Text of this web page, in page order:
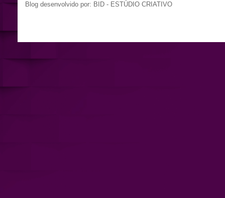
Blog desenvolvido por: BID - ESTÚDIO CRIATIVO